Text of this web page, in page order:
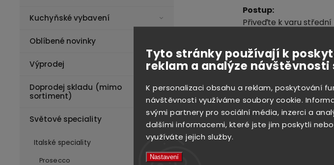
Tyto stránky používají k
reklam a analýze návštěvnosti
K personalizaci obsahu a reklam, poskytování
návštěvnosti využíváme soubory cookie.
svými partnery pro sociální média, inzerci a
dalšími informacemi, které jste jim poskytli
využíváte jejich služby.
Nastavení
Kuchyňské vybavení
Oblíbené novinky
Výprodej
Doprodej skladu (mimo
sortiment)
Světové speciality
Italské speciality
Prosecco
Postup:
Přiveďte k varu střední
15 minut, dokud
Ve velkém hrnci
bobkový list.
maso nebude
kořen zázvoru.
skořicí a
chladit do lednice na
Přimíchejte čerstvý
asi 1 polévkovou lžíci